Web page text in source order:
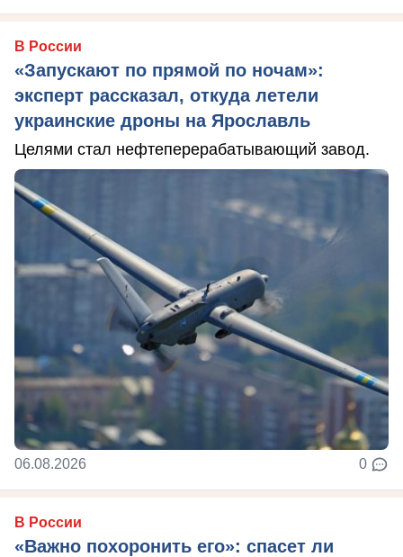
В России
«Запускают по прямой по ночам»:
эксперт рассказал, откуда летели
украинские дроны на Ярославль
Целями стал нефтеперерабатывающий завод.
06.08.2026 0
В России
«Важно похоронить его»: спасет ли